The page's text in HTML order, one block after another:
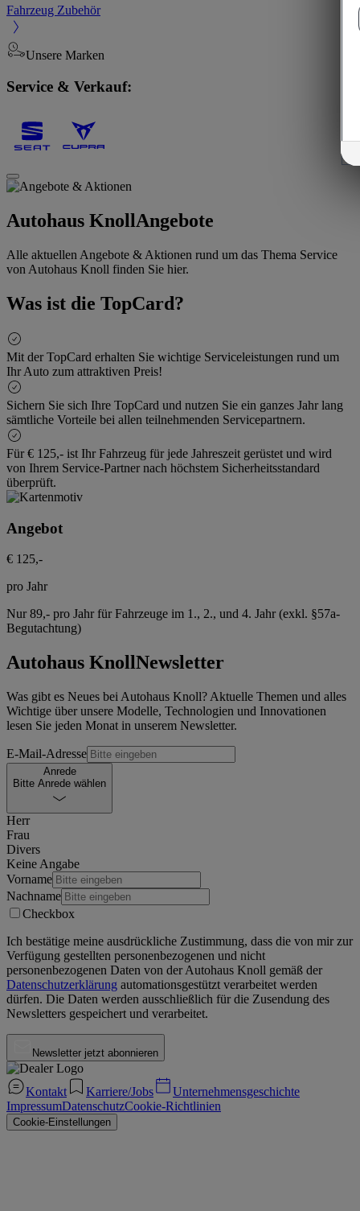
Fahrzeug Zubehör
Unsere Marken
Service & Verkauf:
Autohaus KnollAngebote
Alle aktuellen Angebote & Aktionen rund um das Thema Service
von Autohaus Knoll finden Sie hier.
Was ist die TopCard?
Mit der TopCard erhalten Sie wichtige Serviceleistungen rund um
Ihr Auto zum attraktiven Preis!
Sichern Sie sich Ihre TopCard und nutzen Sie ein ganzes Jahr lang
sämtliche Vorteile bei allen teilnehmenden Servicepartnern.
Für € 125,- ist Ihr Fahrzeug für jede Jahreszeit gerüstet und wird
von Ihrem Service-Partner nach höchstem Sicherheitsstandard
überprüft.
Angebot
€ 125,-
pro Jahr
Nur 89,- pro Jahr für Fahrzeuge im 1., 2., und 4. Jahr (exkl. §57a-
Begutachtung)
Autohaus KnollNewsletter
Was gibt es Neues bei Autohaus Knoll? Aktuelle Themen und alles
Wichtige über unsere Modelle, Technologien und Innovationen
lesen Sie jeden Monat in unserem Newsletter.
E-Mail-Adresse
Anrede
Bitte Anrede wählen
Herr
Frau
Divers
Keine Angabe
Vorname
Nachname
Checkbox
Ich bestätige meine ausdrückliche Zustimmung, dass die von mir zur
Verfügung gestellten personenbezogenen und nicht
personenbezogenen Daten von derAutohaus Knoll gemäß der
Datenschutzerklärung automationsgestützt verarbeitet werden
dürfen. Die Daten werden ausschließlich für die Zusendung des
Newsletters gespeichert und verarbeitet.
Newsletter jetzt abonnieren
Kontakt Karriere/Jobs
Unternehmensgeschichte
ImpressumDatenschutzCookie-Richtlinien
Cookie-Einstellungen